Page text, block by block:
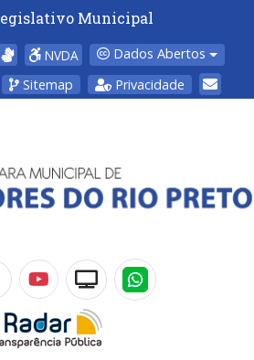
Municipal
NVDA
Dados Abertos
Sitemap Privacidade